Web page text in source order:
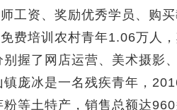
工资、奖励优秀学员、购
费培训农村青年1.06万人
握了网店运营、美术摄影
庞冰是一名残疾青年，
等土特产，销售总额达